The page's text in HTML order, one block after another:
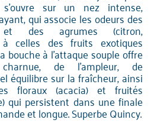
sur un nez intense,
qui associe les odeurs des
des agrumes (citron,
à celles des fruits exotiques
bouche à l'attaque souple offre
de l'ampleur, de
équilibre sur la fraîcheur, ainsi
floraux (acacia) et fruités
qui persistent dans une finale
et longue. Superbe Quincy.